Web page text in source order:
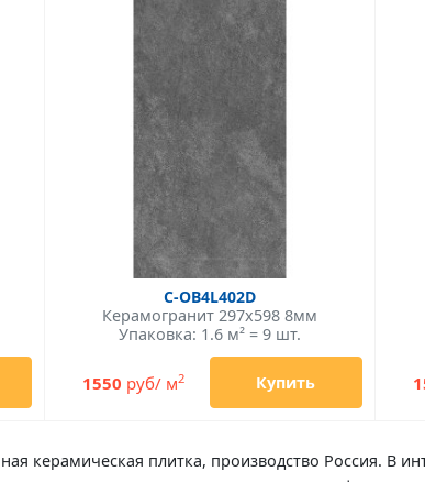
C-OB4L402D
Керамогранит 297x598 8мм
Упаковка: 1.6 м² = 9 шт.
1550 руб/ м2 Купить
керамическая плитка, производство Россия. В